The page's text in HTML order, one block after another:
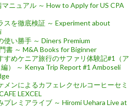
ニュアル ～ How to Apply for US CPA
スを徹底検証 ～ Experiment about
使い勝手 ～ Diners Premium
書 ～ M&A Books for Biginner
すめケニア旅行のサファリ体験記#1（ア
） ～ Kenya Trip Report #1 Amboseli
メンによるカフェレクセルコーヒーセミ
LEXCEL
レミアライブ ～ Hiromi Uehara Live at